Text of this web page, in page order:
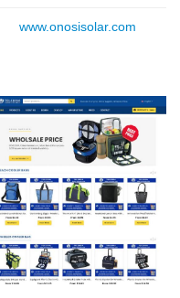
www.onosisolar.com